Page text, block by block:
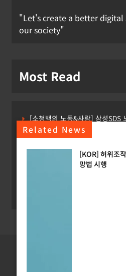
Related News
[KOR] 허위조
망법 시행
"Let's create a better
our society"
Most Read
[소청백의 노동&사람] 삼성SDS
[Russia] 텔레그램 설립자 파벨
[KOR] ‘AI 데이터센터 얼라이언
홈